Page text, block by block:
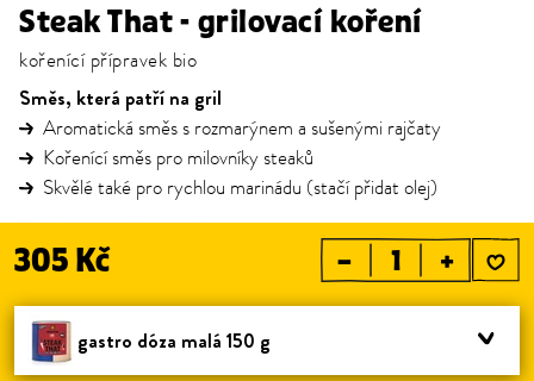
Steak That - grilovací koření
kořenící přípravek bio
Směs, která patří na gril
Aromatická směs s rozmarýnem a sušenými rajčaty
Kořenící směs pro milovníky steaků
Skvělé také pro rychlou marinádu (stačí přidat olej)
305 Kč – +
gastro dóza malá 150 g